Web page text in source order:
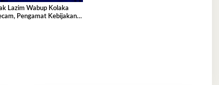
Lazim Wabup Kolaka
Pengamat Kebijakan